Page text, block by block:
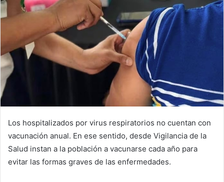
Los hospitalizados por virus respiratorios no cuentan con
vacunación anual. En ese sentido, desde Vigilancia de la
Salud instan a la población a vacunarse cada año para
evitar las formas graves de las enfermedades.